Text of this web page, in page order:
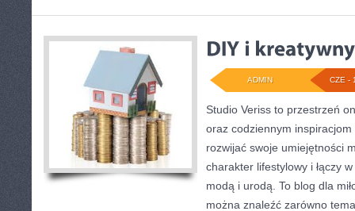
CZE -
ADMIN
Studio Veriss to przestrzeń
oraz codziennym
rozwijać swoje umiejętności
charakter lifestylowy i łączy
modą i urodą. To blog dla
można znaleźć zarówno